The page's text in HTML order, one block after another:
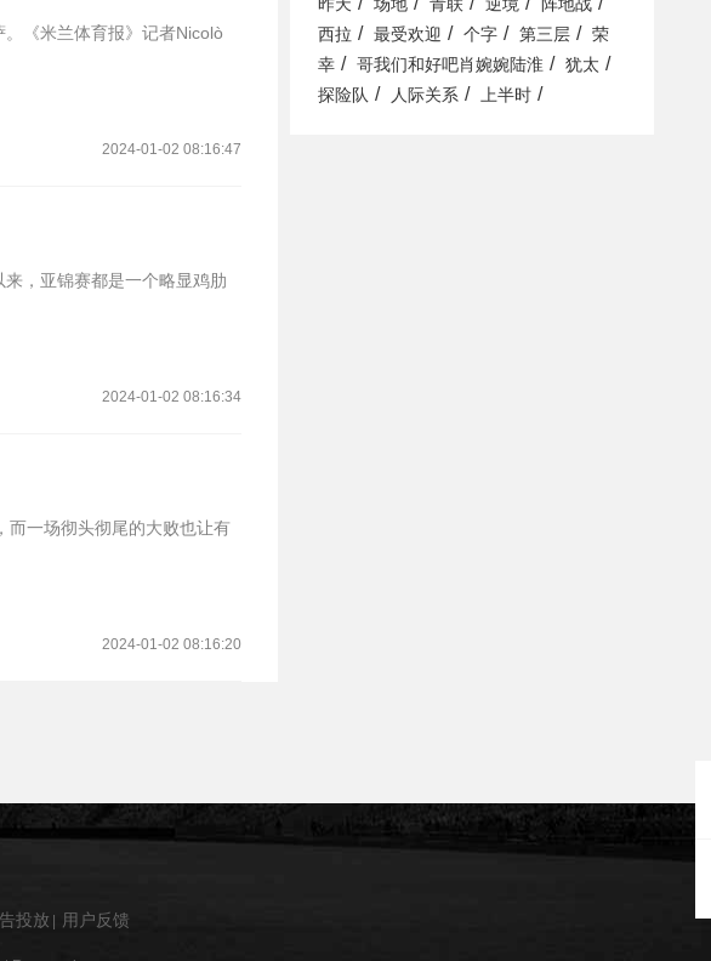
《米兰体育报》记者Nicolò
2024-01-02 08:16:47
，亚锦赛都是一个略显鸡肋
2024-01-02 08:16:34
而一场彻头彻尾的大败也让有
2024-01-02 08:16:20
昨天 场地 青联 逆境 阵地战
西拉 / 最受欢迎 / 个字 / 第三层 /
荣
幸 / 哥我们和好吧肖婉婉陆淮 / 犹太 /
探险队 / 人际关系 / 上半时 /
投放 用户反馈